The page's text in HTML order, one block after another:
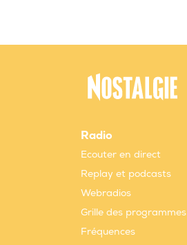
Radio
Ecouter en direct
Replay et podcasts
Webradios
Grille des programmes
Fréquences